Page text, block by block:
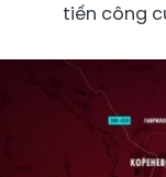
tiến công